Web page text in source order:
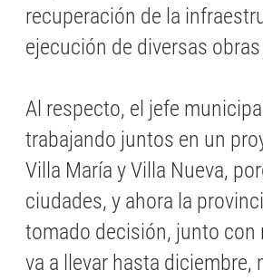
recuperación de la
ejecución de diversas
Al respecto, el jefe
trabajando juntos en un
Villa María y Villa Nueva,
ciudades, y ahora la
tomado decisión, junto con
va a llevar hasta diciembre,